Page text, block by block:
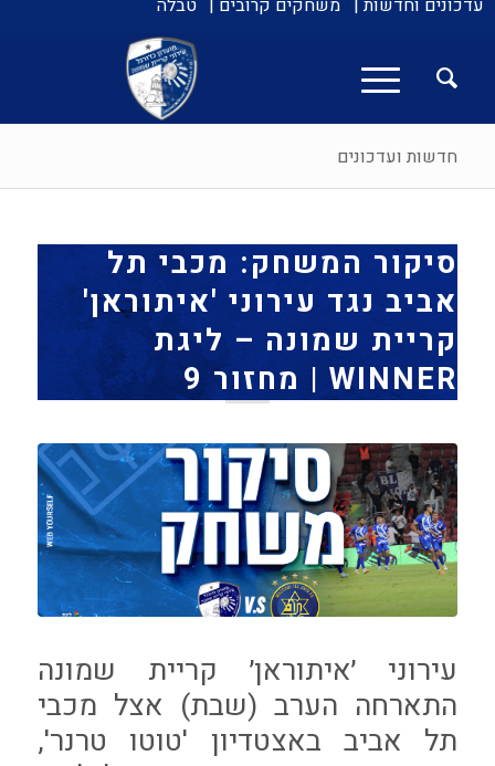
עדכונים וחדשות | משחקים קרובים | טבלה
חדשות ועדכונים
סיקור המשחק: מכבי תל
אביב נגד עירוני 'איתוראן'
קריית שמונה – ליגת
WINNER | מחזור 9
עירוני ׳איתוראן׳ קריית שמונה
התארחה הערב (שבת) אצל מכבי
תל אביב באצטדיון 'טוטו טרנר',